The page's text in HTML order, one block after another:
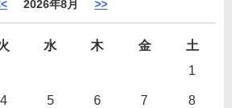
2026年8月 >>
水 木 金
土
1
4 5 6 7 8